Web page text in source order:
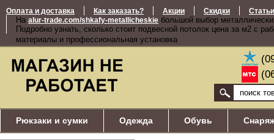
Оплата и доставка Как заказать? Акции Скидки Статьи
На alur-trade.com/shkafy-metallicheskie большой выбор
Подробно узнать, сколько стоит подвесной потолок цена за м2 с
материалы и профессиональная установка
Рюкзаки и сумки Одежда Обувь